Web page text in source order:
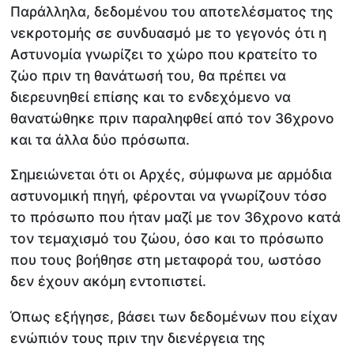
Παράλληλα, δεδομένου του αποτελέσματος της
νεκροτομής σε συνδυασμό με το γεγονός ότι η
Αστυνομία γνωρίζει το χώρο που κρατείτο το
ζώο πριν τη θανάτωσή του, θα πρέπει να
διερευνηθεί επίσης και το ενδεχόμενο να
θανατώθηκε πριν παραληφθεί από τον 36χρονο
και τα άλλα δύο πρόσωπα.
Σημειώνεται ότι οι Αρχές, σύμφωνα με αρμόδια
αστυνομική πηγή, φέρονται να γνωρίζουν τόσο
το πρόσωπο που ήταν μαζί με τον 36χρονο κατά
τον τεμαχισμό του ζώου, όσο και το πρόσωπο
που τους βοήθησε στη μεταφορά του, ωστόσο
δεν έχουν ακόμη εντοπιστεί.
Όπως εξήγησε, βάσει των δεδομένων που είχαν
ενώπιόν τους πριν την διενέργεια της